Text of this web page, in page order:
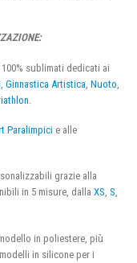
sublimati dedicati ai
Ginnastica Artistica Nuoto
Paralimpici e alle
grazie alla
in 5 misure, dalla XS, S,
in poliestere, più
in silicone per i